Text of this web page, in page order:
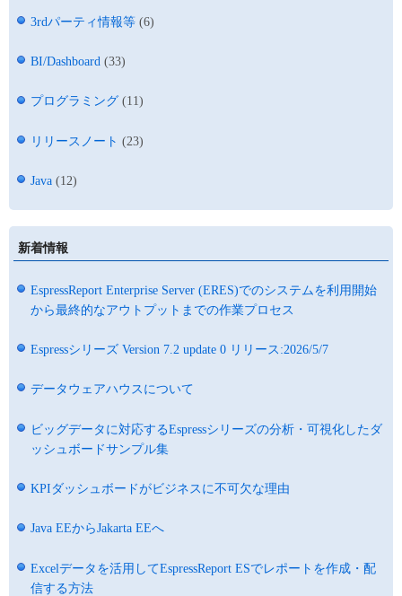
3rdパーティ情報等 (6)
BI/Dashboard (33)
プログラミング (11)
リリースノート (23)
Java (12)
新着情報
EspressReport Enterprise Server (ERES)でのシステムを利用開始
から最終的なアウトプットまでの作業プロセス
Espressシリーズ Version 7.2 update 0 リリース:2026/5/7
データウェアハウスについて
ビッグデータに対応するEspressシリーズの分析・可視化したダ
ッシュボードサンプル集
KPIダッシュボードがビジネスに不可欠な理由
Java EEからJakarta EEへ
Excelデータを活用してEspressReport ESでレポートを作成・配
信する方法